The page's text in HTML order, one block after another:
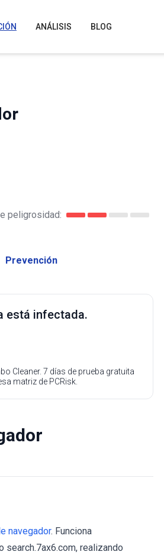
ANÁLISIS BLOG
peligrosidad:
Prevención
está infectada.
Cleaner. 7 días de prueba gratuita
matriz de PCRisk.
navegador. Funciona
realizando